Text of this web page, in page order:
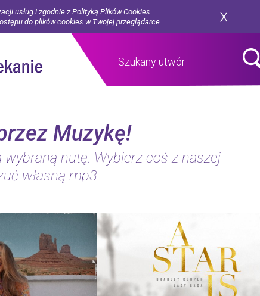
usług i zgodnie z Polityką Plików Cookies.
do plików cookies w Twojej przeglądarce
Muzykę!
nutę. Wybierz coś z naszej
własną mp3.